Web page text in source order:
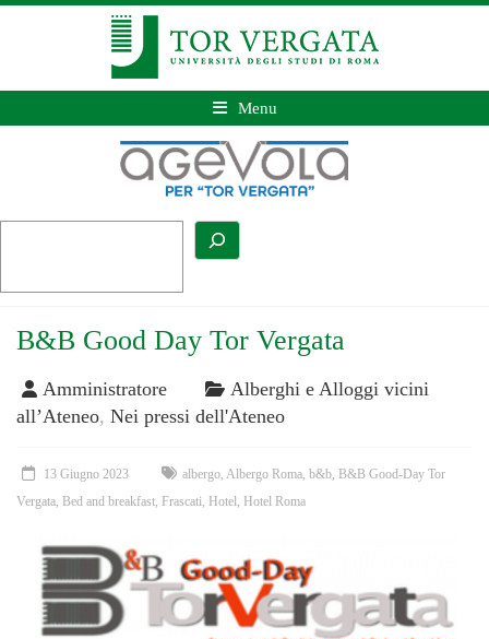
Menu
B&B Good Day Tor Vergata
Amministratore
Alberghi e Alloggi vicini
all’Ateneo, Nei pressi dell'Ateneo
13 Giugno 2023 albergo Albergo Roma b&b B&B Good-Day Tor
Vergata Bed and breakfast Frascati Hotel Hotel Roma